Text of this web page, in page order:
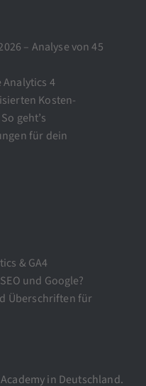
– Analyse von 45
Analytics 4
Kosten-
geht’s
für dein
& GA4
und Google?
Überschriften für
in Deutschland.